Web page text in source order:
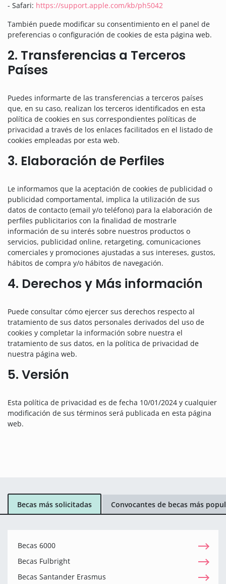
- Safari: https://support.apple.com/kb/ph5042
También puede modificar su consentimiento en el panel de
preferencias o configuración de cookies de esta página web.
2. Transferencias a Terceros
Países
Puedes informarte de las transferencias a terceros países
que, en su caso, realizan los terceros identificados en esta
política de cookies en sus correspondientes políticas de
privacidad a través de los enlaces facilitados en el listado de
cookies empleadas por esta web.
3. Elaboración de Perfiles
Le informamos que la aceptación de cookies de publicidad o
publicidad comportamental, implica la utilización de sus
datos de contacto (email y/o teléfono) para la elaboración de
perfiles publicitarios con la finalidad de mostrarle
información de su interés sobre nuestros productos o
servicios, publicidad online, retargeting, comunicaciones
comerciales y promociones ajustadas a sus intereses, gustos,
hábitos de compra y/o hábitos de navegación.
4. Derechos y Más información
Puede consultar cómo ejercer sus derechos respecto al
tratamiento de sus datos personales derivados del uso de
cookies y completar la información sobre nuestra el
tratamiento de sus datos, en la política de privacidad de
nuestra página web.
5. Versión
Esta política de privacidad es de fecha 10/01/2024 y cualquier
modificación de sus términos será publicada en esta página
web.
Becas más solicitadas Convocantes de becas más
Becas 6000
Becas Fulbright
Becas Santander Erasmus